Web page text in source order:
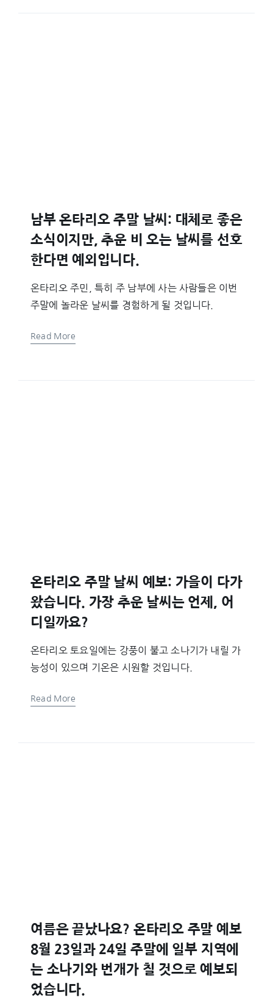
남부 온타리오 주말 날씨: 대체로 좋은
소식이지만, 추운 비 오는 날씨를 선호
한다면 예외입니다.
온타리오 주민, 특히 주 남부에 사는 사람들은 이번
주말에 놀라운 날씨를 경험하게 될 것입니다.
Read More
온타리오 주말 날씨 예보: 가을이 다가
왔습니다. 가장 추운 날씨는 언제, 어
디일까요?
온타리오 토요일에는 강풍이 불고 소나기가 내릴 가
능성이 있으며 기온은 시원할 것입니다.
Read More
여름은 끝났나요? 온타리오 주말 예보
8월 23일과 24일 주말에 일부 지역에
는 소나기와 번개가 칠 것으로 예보되
었습니다.